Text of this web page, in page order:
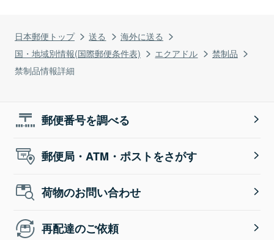
日本郵便トップ 送る
海外に送る
国・地域別情報(国際郵便条件表)
エクアドル
禁制品
禁制品情報詳細
郵便番号を調べる
郵便局・ATM・ポストをさがす
荷物のお問い合わせ
再配達のご依頼